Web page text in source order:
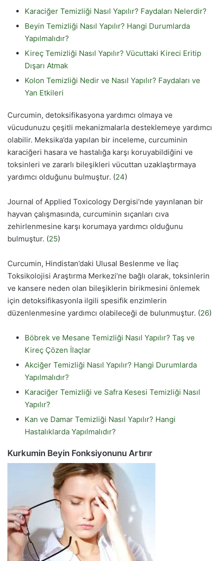
Karaciğer Temizliği Nasıl Yapılır? Faydaları Nelerdir?
Beyin Temizliği Nasıl Yapılır? Hangi Durumlarda
Yapılmalıdır?
Kireç Temizliği Nasıl Yapılır? Vücuttaki Kireci Eritip
Dışarı Atmak
Kolon Temizliği Nedir ve Nasıl Yapılır? Faydaları ve
Yan Etkileri
Curcumin, detoksifikasyona yardımcı olmaya ve
vücudunuzu çeşitli mekanizmalarla desteklemeye yardımcı
olabilir. Meksika’da yapılan bir inceleme, curcuminin
karaciğeri hasara ve hastalığa karşı koruyabildiğini ve
toksinleri ve zararlı bileşikleri vücuttan uzaklaştırmaya
yardımcı olduğunu bulmuştur. (24)
Journal of Applied Toxicology Dergisi’nde yayınlanan bir
hayvan çalışmasında, curcuminin sıçanları cıva
zehirlenmesine karşı korumaya yardımcı olduğunu
bulmuştur. (25)
Curcumin, Hindistan’daki Ulusal Beslenme ve İlaç
Toksikolojisi Araştırma Merkezi’ne bağlı olarak, toksinlerin
ve kansere neden olan bileşiklerin birikmesini önlemek
için detoksifikasyonla ilgili spesifik enzimlerin
düzenlenmesine yardımcı olabileceği de bulunmuştur. (26)
Böbrek ve Mesane Temizliği Nasıl Yapılır? Taş ve
Kireç Çözen İlaçlar
Akciğer Temizliği Nasıl Yapılır? Hangi Durumlarda
Yapılmalıdır?
Karaciğer Temizliği ve Safra Kesesi Temizliği Nasıl
Yapılır?
Kan ve Damar Temizliği Nasıl Yapılır? Hangi
Hastalıklarda Yapılmalıdır?
Kurkumin Beyin Fonksiyonunu Artırır